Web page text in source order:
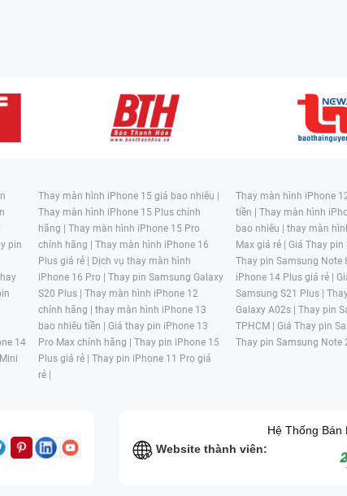
pin
14
Thay màn hình iPhone 15 giá bao nhiêu |
Thay màn hình iPhone 15 Plus chính
hãng | Thay màn hình iPhone 15 Pro
chính hãng | Thay màn hình iPhone 16
Plus giá rẻ | Dịch vụ thay màn hình
iPhone 16 Pro | Thay pin Samsung Galaxy
S20 Plus | Thay màn hình iPhone 12
chính hãng | thay màn hình iPhone 13
bao nhiêu tiền | Giá thay pin iPhone 13
Pro Max chính hãng | Thay pin iPhone 15
Plus giá rẻ | Thay pin iPhone 11 Pro giá
rẻ |
Thay màn hình iPhone
tiền | Thay màn hình
bao nhiêu | thay màn
Max giá rẻ | Giá Thay pin
Thay pin Samsung Note
iPhone 14 Plus giá rẻ |
Samsung S21 Plus |
Galaxy A02s | Thay pin
TPHCM | Giá Thay pin
Thay pin Samsung Note
Website thành viên:
Hệ Thống Bán